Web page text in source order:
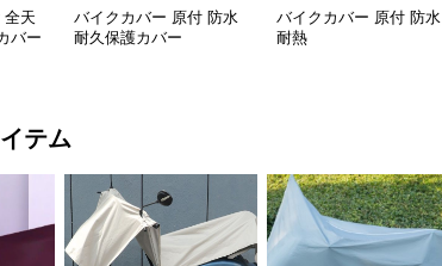
全天
バー
バイクカバー 原付 防水
耐久保護カバー
バイクカバー 原付 防水
耐熱
テム